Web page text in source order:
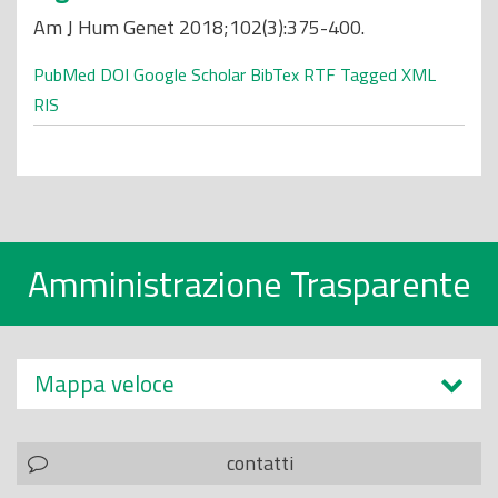
Am J Hum Genet 2018;102(3):375-400.
PubMed DOI Google Scholar BibTex RTF Tagged XML
RIS
Amministrazione Trasparente
Mappa veloce
contatti